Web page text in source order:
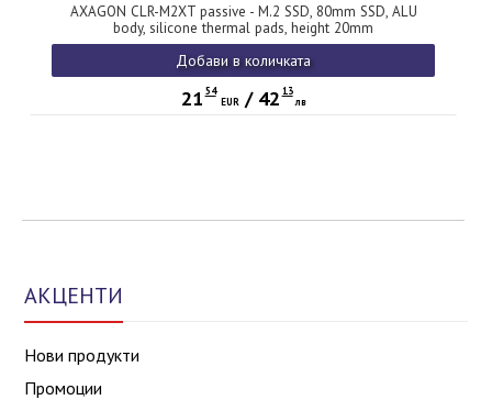
AXAGON CLR-M2XT passive - M.2 SSD, 80mm SSD, ALU
body, silicone thermal pads, height 20mm
Добави в количката
21 54
EUR/ 42 13
лв
АКЦЕНТИ
Нови продукти
Промоции